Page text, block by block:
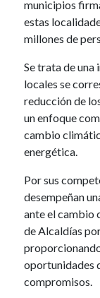
municipios
estas
millones de
Se trata de
locales se
reducción de
un enfoque
cambio
energética.
Por sus
desempeñan
ante el cambio
de Alcaldías
oportunidades
compromisos.